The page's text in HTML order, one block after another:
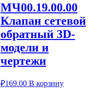
МЧ00.19.00.00
Клапан сетевой
обратный 3D-
модели и
чертежи
₽169.00 В корзину